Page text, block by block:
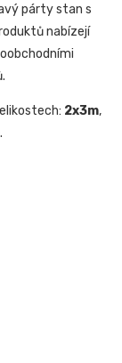
párty stan s
nabízejí
2x3m,
.